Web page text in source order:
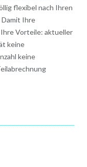
flexibel nach Ihren
Ihre
Vorteile: aktueller
keine
keine